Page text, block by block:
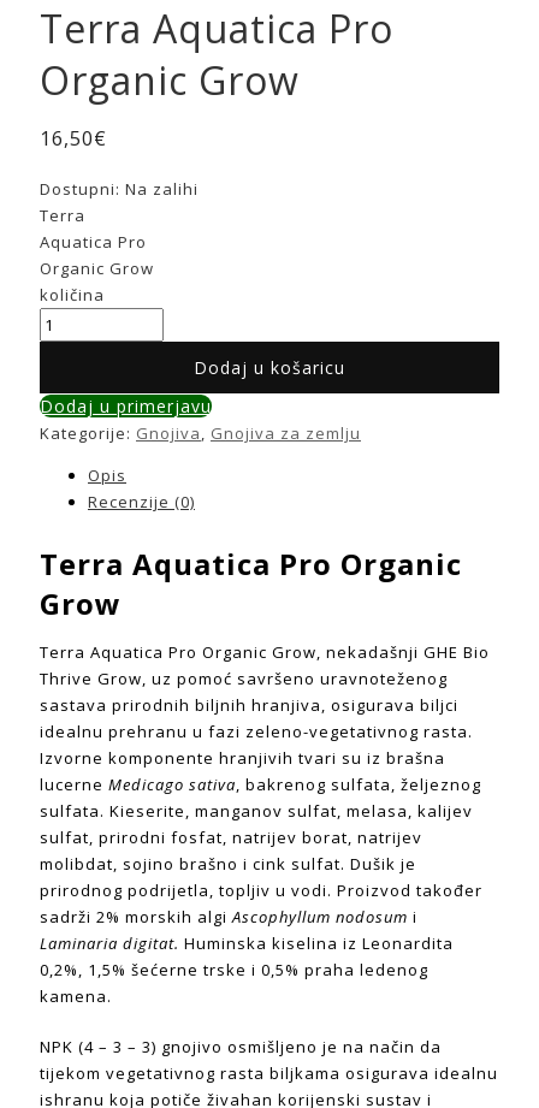
Terra Aquatica Pro
Organic Grow
16,50€
Dostupni: Na zalihi
Terra
Aquatica Pro
Organic Grow
količina
Dodaj u košaricu
Dodaj u primerjavu
Kategorije: Gnojiva, Gnojiva za zemlju
Opis
Recenzije (0)
Terra Aquatica Pro Organic
Grow
Terra Aquatica Pro Organic Grow, nekadašnji GHE Bio
Thrive Grow, uz pomoć savršeno uravnoteženog
sastava prirodnih biljnih hranjiva, osigurava biljci
idealnu prehranu u fazi zeleno-vegetativnog rasta.
Izvorne komponente hranjivih tvari su iz brašna
lucerne Medicago sativa, bakrenog sulfata, željeznog
sulfata. Kieserite, manganov sulfat, melasa, kalijev
sulfat, prirodni fosfat, natrijev borat, natrijev
molibdat, sojino brašno i cink sulfat. Dušik je
prirodnog podrijetla, topljiv u vodi. Proizvod također
sadrži 2% morskih algiAscophyllum nodosum i
Laminaria digitat. Huminska kiselina iz Leonardita
0,2%, 1,5% šećerne trske i 0,5% praha ledenog
kamena.
NPK (4 – 3 – 3) gnojivo osmišljeno je na način da
tijekom vegetativnog rasta biljkama osigurava idealnu
ishranu koja potiče živahan korijenski sustav i